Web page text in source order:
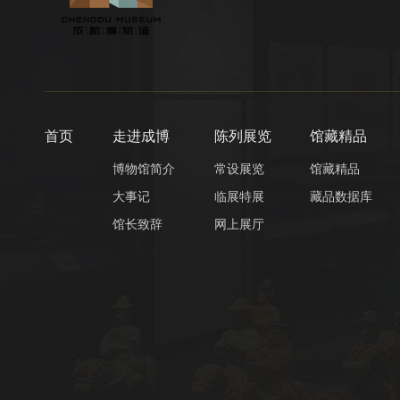
首页 走进成博
博物馆简介
大事记
馆长致辞
陈列展览
常设展览
临展特展
网上展厅
馆藏精品
馆藏精品
藏品数据库